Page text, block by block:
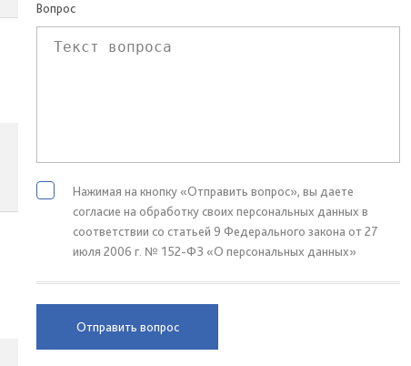
Вопрос
Нажимая на кнопку «Отправить вопрос», вы даете
согласие на обработку своих персональных данных в
соответствии со статьей 9 Федерального закона от 27
июля 2006 г. № 152-ФЗ «О персональных данных»
Отправить вопрос